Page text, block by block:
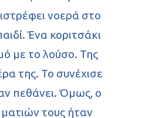
νοερά στο
Ένα κοριτσάκι
με το λούσο. Της
της. Το συνέχισε
πεθάνει. Όμως, ο
τους ήταν
Ποίηση
Παιδικά
Εικαστικά
Θεάματα
Θέατρο & Τέχνες
Διηγήματα
Συνεντεύξεις